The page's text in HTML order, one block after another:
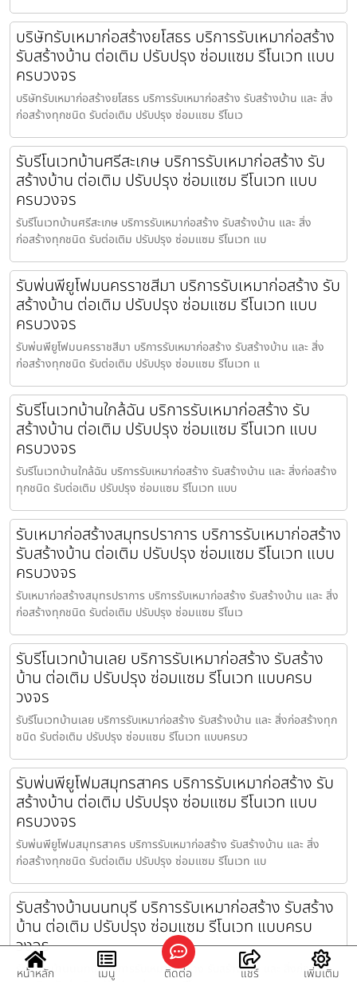
บริษัทรับเหมาก่อสร้างยโสธร บริการรับเหมาก่อสร้าง
รับสร้างบ้าน ต่อเติม ปรับปรุง ซ่อมแซม รีโนเวท แบบ
ครบวงจร
บริษัทรับเหมาก่อสร้างยโสธร บริการรับเหมาก่อสร้าง รับสร้างบ้าน และ สิ่ง
ก่อสร้างทุกชนิด รับต่อเติม ปรับปรุง ซ่อมแซม รีโนเว
รับรีโนเวทบ้านศรีสะเกษ บริการรับเหมาก่อสร้าง รับ
สร้างบ้าน ต่อเติม ปรับปรุง ซ่อมแซม รีโนเวท แบบ
ครบวงจร
รับรีโนเวทบ้านศรีสะเกษ บริการรับเหมาก่อสร้าง รับสร้างบ้าน และ สิ่ง
ก่อสร้างทุกชนิด รับต่อเติม ปรับปรุง ซ่อมแซม รีโนเวท แบ
รับพ่นพียูโฟมนครราชสีมา บริการรับเหมาก่อสร้าง รับ
สร้างบ้าน ต่อเติม ปรับปรุง ซ่อมแซม รีโนเวท แบบ
ครบวงจร
รับพ่นพียูโฟมนครราชสีมา บริการรับเหมาก่อสร้าง รับสร้างบ้าน และ สิ่ง
ก่อสร้างทุกชนิด รับต่อเติม ปรับปรุง ซ่อมแซม รีโนเวท แ
รับรีโนเวทบ้านใกล้ฉัน บริการรับเหมาก่อสร้าง รับ
สร้างบ้าน ต่อเติม ปรับปรุง ซ่อมแซม รีโนเวท แบบ
ครบวงจร
รับรีโนเวทบ้านใกล้ฉัน บริการรับเหมาก่อสร้าง รับสร้างบ้าน และ สิ่งก่อสร้าง
ทุกชนิด รับต่อเติม ปรับปรุง ซ่อมแซม รีโนเวท แบบ
รับเหมาก่อสร้างสมุทรปราการ บริการรับเหมาก่อสร้าง
รับสร้างบ้าน ต่อเติม ปรับปรุง ซ่อมแซม รีโนเวท แบบ
ครบวงจร
รับเหมาก่อสร้างสมุทรปราการ บริการรับเหมาก่อสร้าง รับสร้างบ้าน และ สิ่ง
ก่อสร้างทุกชนิด รับต่อเติม ปรับปรุง ซ่อมแซม รีโนเว
รับรีโนเวทบ้านเลย บริการรับเหมาก่อสร้าง รับสร้าง
บ้าน ต่อเติม ปรับปรุง ซ่อมแซม รีโนเวท แบบครบ
วงจร
รับรีโนเวทบ้านเลย บริการรับเหมาก่อสร้าง รับสร้างบ้าน และ สิ่งก่อสร้างทุก
ชนิด รับต่อเติม ปรับปรุง ซ่อมแซม รีโนเวท แบบครบว
รับพ่นพียูโฟมสมุทรสาคร บริการรับเหมาก่อสร้าง รับ
สร้างบ้าน ต่อเติม ปรับปรุง ซ่อมแซม รีโนเวท แบบ
ครบวงจร
รับพ่นพียูโฟมสมุทรสาคร บริการรับเหมาก่อสร้าง รับสร้างบ้าน และ สิ่ง
ก่อสร้างทุกชนิด รับต่อเติม ปรับปรุง ซ่อมแซม รีโนเวท แบ
รับสร้างบ้านนนทบุรี บริการรับเหมาก่อสร้าง รับสร้าง
บ้าน ต่อเติม ปรับปรุง ซ่อมแซม รีโนเวท แบบครบ
วงจร
รับสร้างบ้านนนทบุรี บริการรับเหมาก่อสร้าง รับสร้างบ้าน และ สิ่งก่อสร้าง
หน้าหลัก เมนู ติดต่อ แชร์ เพิ่มเติม